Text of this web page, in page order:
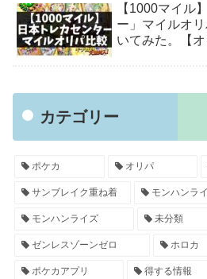
【1000マイル
ー」マイルオ
いてみた。【オ
カテゴリー
ポケカ オリパ
サンブレイク重ね着 モンハンラ
モンハンライズ 未分類
ゼンレスゾーンゼロ ホロカ
ポケカアプリ 得する情報